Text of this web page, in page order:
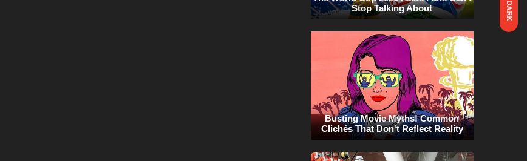
DARK